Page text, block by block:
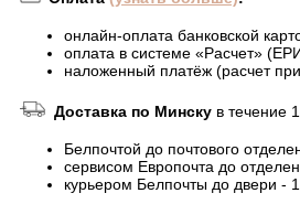
онлайн-оплата банковской
оплата в системе «Расчет»
наложенный платёж (расчет
Доставка по Минску в течение
Белпочтой до почтового
сервисом Европочта до
курьером Белпочты до двери -